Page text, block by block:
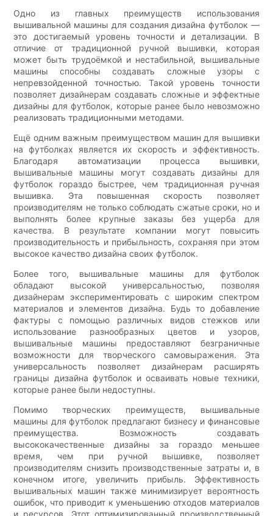
Одно из главных преимуществ использования
вышивальной машины для создания дизайна футболок —
это достигаемый уровень точности и детализации. В
отличие от традиционной ручной вышивки, которая
может быть трудоёмкой и нестабильной, вышивальные
машины способны создавать сложные узоры с
непревзойденной точностью. Такой уровень точности
позволяет дизайнерам создавать сложные и эффектные
дизайны для футболок, которые ранее было невозможно
реализовать традиционными методами.
Ещё одним важным преимуществом машин для вышивки
на футболках является их скорость и эффективность.
Благодаря автоматизации процесса вышивки,
вышивальные машины могут создавать дизайны для
футболок гораздо быстрее, чем традиционная ручная
вышивка. Эта повышенная скорость позволяет
производителям не только соблюдать сжатые сроки, но и
выполнять более крупные заказы без ущерба для
качества. В результате компании могут повысить
производительность и прибыльность, сохраняя при этом
высокое качество дизайна своих футболок.
Более того, вышивальные машины для футболок
обладают высокой универсальностью, позволяя
дизайнерам экспериментировать с широким спектром
материалов и элементов дизайна. Будь то добавление
фактуры с помощью различных видов стежков или
использование разнообразных цветов и узоров,
вышивальные машины предоставляют безграничные
возможности для творческого самовыражения. Эта
универсальность позволяет дизайнерам расширять
границы дизайна футболок и осваивать новые техники,
которые ранее были недоступны.
Помимо творческих преимуществ, вышивальные
машины для футболок предлагают бизнесу и финансовые
преимущества. Возможность создавать
высококачественные дизайны за гораздо меньшее
время, чем при ручной вышивке, позволяет
производителям снизить производственные затраты и, в
конечном итоге, увеличить прибыль. Эффективность
вышивальных машин также минимизирует вероятность
ошибок, что приводит к уменьшению отходов материалов
и ресурсов. Этот оптимизированный производственный